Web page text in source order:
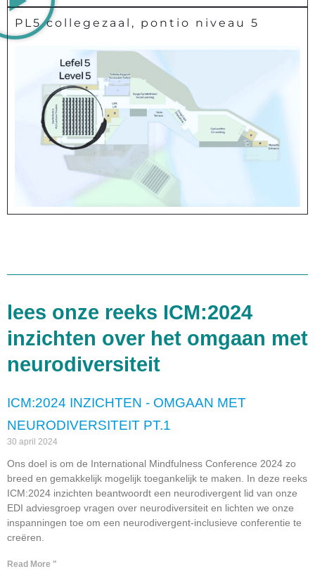
PL5 collegezaal, pontio niveau 5
lees onze reeks ICM:2024
inzichten over het omgaan met
neurodiversiteit
ICM:2024 INZICHTEN - OMGAAN MET
NEURODIVERSITEIT PT.1
30 april 2024
Ons doel is om de International Mindfulness Conference 2024 zo
breed en gemakkelijk mogelijk toegankelijk te maken. In deze reeks
ICM:2024 inzichten beantwoordt een neurodivergent lid van onze
EDI adviesgroep vragen over neurodiversiteit en lichten we onze
inspanningen toe om een neurodivergent-inclusieve conferentie te
creëren.
Read More "